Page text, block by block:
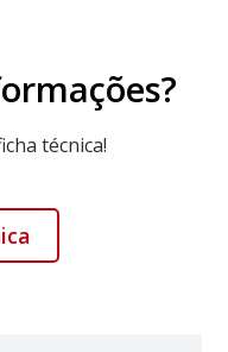
técnica!